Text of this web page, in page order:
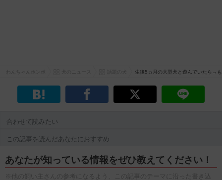
生後5ヵ月の大型犬と遊んでいたら→
合わせて読みたい
この記事を読んだあなたにおすすめ
あなたが知っている情報をぜひ教えてください！
※他の飼い主さんの参考になるよう、この記事のテーマに沿った書き込